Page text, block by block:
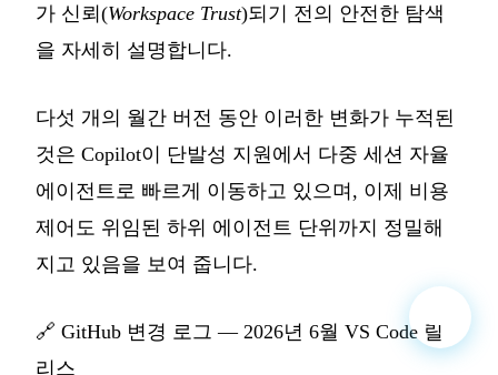
가 신뢰(Workspace Trust)되기 전의 안전한 탐색
을 자세히 설명합니다.
다섯 개의 월간 버전 동안 이러한 변화가 누적된
것은 Copilot이 단발성 지원에서 다중 세션 자율
에이전트로 빠르게 이동하고 있으며, 이제 비용
제어도 위임된 하위 에이전트 단위까지 정밀해
지고 있음을 보여 줍니다.
🔗 GitHub 변경 로그 — 2026년 6월 VS Code 릴
리스